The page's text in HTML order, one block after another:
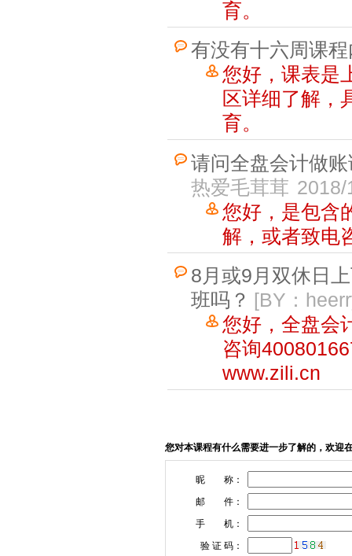
育。
有没有十六周课
您好，课表是
区详细了解，
育。
请问全盘会计做
热爱毛茸茸 2018/
您好，是包含
解，或者致电
8月或9月双休日
班吗？ [BY：
您好，全盘会
咨询
www.zili.cn
您对本课程有什么需要进一步了解的，欢迎
昵 称：
邮 件：
手 机：
验 证 码：